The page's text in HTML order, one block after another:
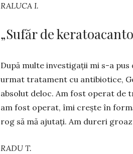
RALUCA I.
„Sufăr de
După multe investigații mi s-a
ur­mat tra­tament cu anti­biotice,
absolut de­loc. Am fost operat de
am fost operat, îmi crește în
rog să mă ajutați. Am du­reri
RADU T.